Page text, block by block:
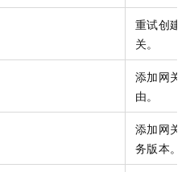
重试创建
关。
添加网关
由。
添加网关
务版本。